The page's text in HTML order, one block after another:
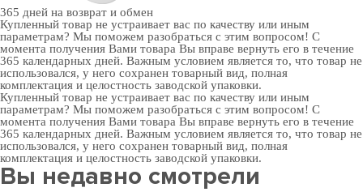
365 дней на возврат и обмен
Купленный товар не устраивает вас по качеству или иным
параметрам? Мы поможем разобраться с этим вопросом! С
момента получения Вами товара Вы вправе вернуть его в течение
365 календарных дней. Важным условием является то, что товар не
использовался, у него сохранен товарный вид, полная
комплектация и целостность заводской упаковки.
Купленный товар не устраивает вас по качеству или иным
параметрам? Мы поможем разобраться с этим вопросом! С
момента получения Вами товара Вы вправе вернуть его в течение
365 календарных дней. Важным условием является то, что товар не
использовался, у него сохранен товарный вид, полная
комплектация и целостность заводской упаковки.
Вы недавно смотрели